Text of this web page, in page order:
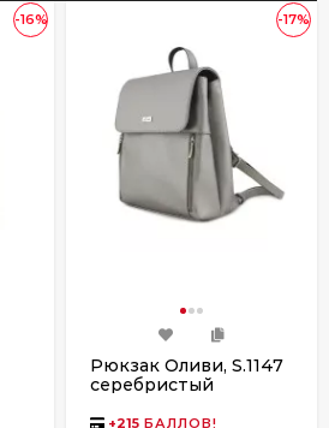
-16% -17%
Рюкзак Оливи, S.1147
серебристый
+215 БАЛЛОВ!